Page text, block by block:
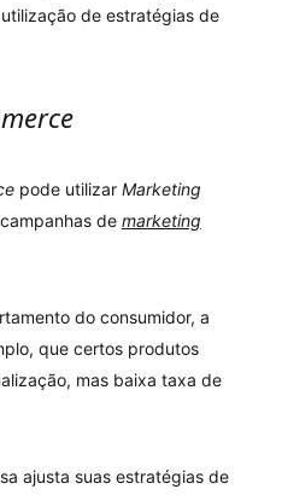
de estratégias de
pode utilizar Marketing
de marketing
do consumidor, a
que certos produtos
mas baixa taxa de
ajusta suas estratégias de